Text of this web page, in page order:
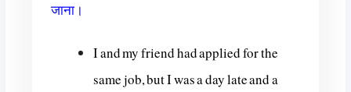
जाना।
I and my friend had applied for the
same job, but I was a day late and a